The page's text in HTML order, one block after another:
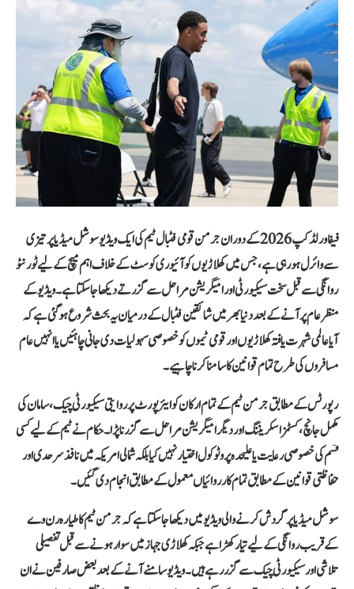
فیفا ورلڈ کپ 2026 کے دوران جرمن قومی فٹبال ٹیم کی ایک ویڈیو سوشل میڈیا پر تیزی
سے وائرل ہو رہی ہے، جس میں کھلاڑیوں کو آئیوری کوسٹ کے خلاف اہم میچ کے لیے ٹورنٹو
روانگی سے قبل سخت سیکیورٹی اور امیگریشن مراحل سے گزرتے دیکھا جا سکتا ہے۔ ویڈیو کے
منظر عام پر آنے کے بعد دنیا بھر میں شائقین فٹبال کے درمیان یہ بحث شروع ہو گئی ہے کہ
آیا عالمی شہرت یافتہ کھلاڑیوں اور قومی ٹیموں کو خصوصی سہولیات دی جانی چاہئیں یا انہیں عام
مسافروں کی طرح تمام قوانین کا سامنا کرنا چاہیے۔
رپورٹس کے مطابق جرمن ٹیم کے تمام ارکان کو ایئرپورٹ پر روایتی سیکیورٹی چیک، سامان کی
مکمل جانچ، کسٹمز اسکریننگ اور دیگر امیگریشن مراحل سے گزرنا پڑا۔ حکام نے ٹیم کے لیے کسی
قسم کی خصوصی رعایت یا علیحدہ پروٹوکول اختیار نہیں کیا بلکہ شمالی امریکہ میں نافذ سرحدی اور
حفاظتی قوانین کے مطابق تمام کارروائیاں معمول کے مطابق انجام دی گئیں۔
سوشل میڈیا پر گردش کرنے والی ویڈیو میں دیکھا جا سکتا ہے کہ جرمن ٹیم کا طیارہ رن وے
کے قریب روانگی کے لیے تیار کھڑا ہے جبکہ کھلاڑی جہاز میں سوار ہونے سے قبل تفصیلی
تلاشی اور سیکیورٹی چیک سے گزر رہے ہیں۔ ویڈیو سامنے آنے کے بعد بعض صارفین نے ان